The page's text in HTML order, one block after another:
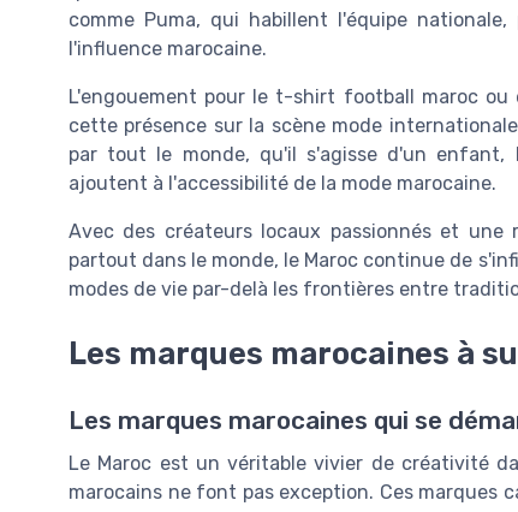
comme Puma, qui habillent l'équipe
l'influence marocaine.
L'engouement pour le t-shirt football maroc
cette présence sur la scène mode
par tout le monde, qu'il s'agisse d'un enfant,
ajoutent à l'accessibilité de la mode marocaine.
Avec des créateurs locaux passionnés et une
partout dans le monde, le Maroc continue de
modes de vie par-delà les frontières entre
Les marques marocaines à
Les marques marocaines qui se
Le Maroc est un véritable vivier de créativité
marocains ne font pas exception. Ces